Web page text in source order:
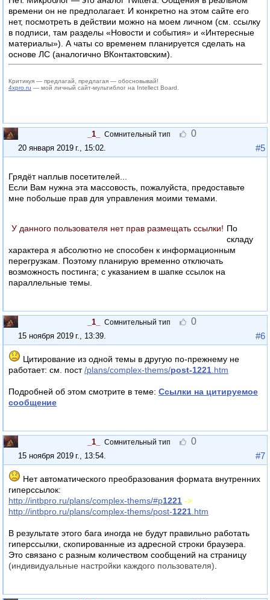
времени он не предполагает. И конкретно на этом сайте его
нет, посмотреть в действии можно на моем личном (см. ссылку
в подписи, там разделы «Новости и события» и «Интересные
материалы»). А чаты со временем планируется сделать на
основе ЛС (аналогично ВКонтактовским).
Критикуя — предлагай, предлагая — обосновывай!
4xpro.ru — мой личный сайт-мультиблог на Intellect Board.
_1_ Сомнительный тип 0
20 января 2019 г., 15:02. #5
Грядёт наплыв посетителей...
Если Вам нужна эта массовость, пожалуйста, предоставьте
мне побольше прав для управления моими темами.
У данного пользователя нет прав размещать ссылки! По
складу
характера я абсолютно не способен к информационным
перегрузкам. Поэтому планирую временно отключать
возможность постинга; с указанием в шапке ссылок на
параллельные темы.
_1_ Сомнительный тип 0
15 ноября 2019 г., 13:39 #6
Цитирование из одной темы в другую по-прежнему не
работает: см. пост/plans/complex-thems/post-1221 .htm
Подробней об этом смотрите в теме: Ссылки на цитируемое
сообщение
_1_ Сомнительный тип 0
15 ноября 2019 г., 13:54 #7
Нет автоматического преобразования формата внутренних
гиперссылок:
http://intbpro.ru/plans/complex-thems/#p1221 ->
http://intbpro.ru/plans/complex-thems/post-1221 .htm
В результате этого бага иногда не будут правильно работать
гиперссылки, скопированные из адресной строки браузера.
Это связано с разным количеством сообщений на страницу
(индивидуальные настройки каждого пользователя)